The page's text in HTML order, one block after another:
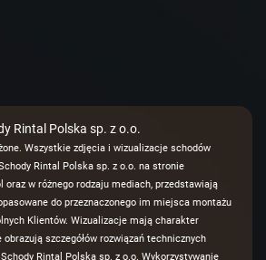
Rintal Polska sp. z o.o.
Wszystkie zdjęcia i wizualizacje schodów
Rintal Polska sp. z o.o. na stronie
w różnego rodzaju mediach, przedstawiają
do przeznaczonego im miejsca montażu
Klientów. Wizualizacje mają charakter
obrazują szczegółów rozwiązań technicznych
Rintal Polska sp. z o.o. Wykorzystywanie